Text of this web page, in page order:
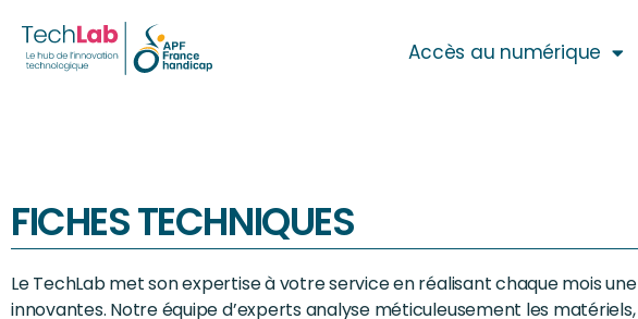
Accès au numérique
FICHES TECHNIQUES
Le TechLab met son expertise à votre service en réalisant chaque mois
innovantes. Notre équipe d’experts analyse méticuleusement les